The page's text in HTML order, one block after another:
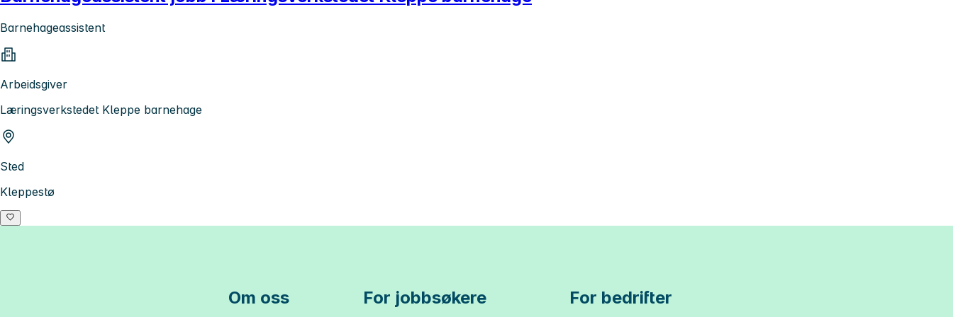
Barnehageassistent
Arbeidsgiver
Læringsverkstedet Kleppe barnehage
Sted
Kleppestø
Om oss For jobbsøkere For bedrifter